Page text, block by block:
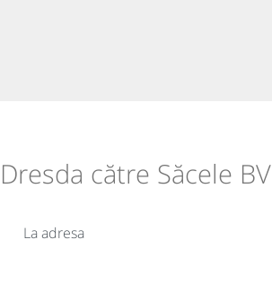
către Săcele BV
La adresa